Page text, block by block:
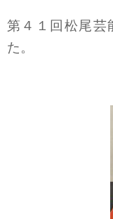
第４１回松尾
た。